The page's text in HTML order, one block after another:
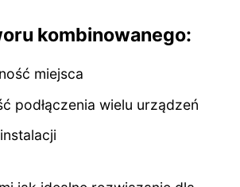
kombinowanego:
miejsca
podłączenia wielu urządzeń